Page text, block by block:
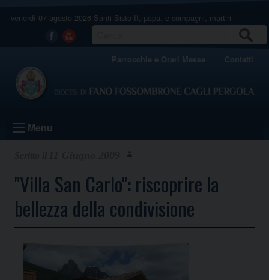
venerdì 07 agosto 2026 Santi Sisto II, papa, e compagni, martiri
Facebook
Youtube
Parrocchie e Orari Messe Contatti
Menu
"Villa San Carlo": riscoprire la
bellezza della condivisione